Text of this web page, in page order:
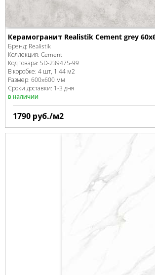
Керамогранит Realistik Cement grey
Бренд: Realistik
Коллекция: Cement
Код товара: SD-239475-99
В коробке: 4 шт, 1.44 м2
Размер: 600x600 мм
Сроки доставки: 1-3 дня
в наличии
1790 руб./м2